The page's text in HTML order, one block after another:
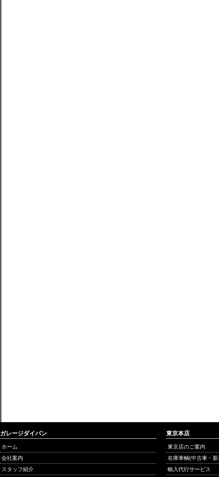
ガレージダイバン
ホーム
会社案内
スタッフ紹介
東京本店
東京店のご案内
在庫車輌(中古車・
輸入代行サービス